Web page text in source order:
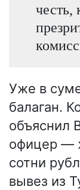
честь,
Уже в
балаган.
объяснил
офицер —
сотни
вывез из